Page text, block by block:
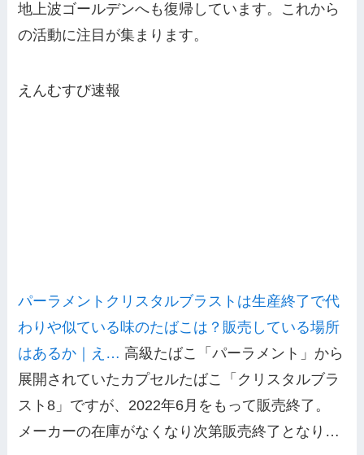
地上波ゴールデンへも復帰しています。これから
の活動に注目が集まります。
えんむすび速報
パーラメントクリスタルブラストは生産終了で代
わりや似ている味のたばこは？販売している場所
はあるか｜え… 高級たばこ「パーラメント」から
展開されていたカプセルたばこ「クリスタルブラ
スト8」ですが、2022年6月をもって販売終了。
メーカーの在庫がなくなり次第販売終了となり…